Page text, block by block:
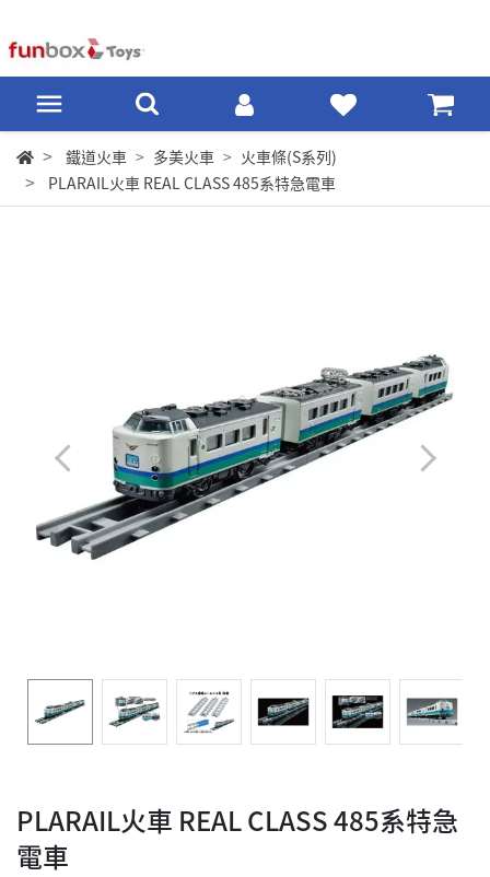
鐵道火車 多美火車
火車條(S系列)
PLARAIL火車 REAL CLASS 485系特急電車
PLARAIL火車 REAL CLASS 485系特急
電車